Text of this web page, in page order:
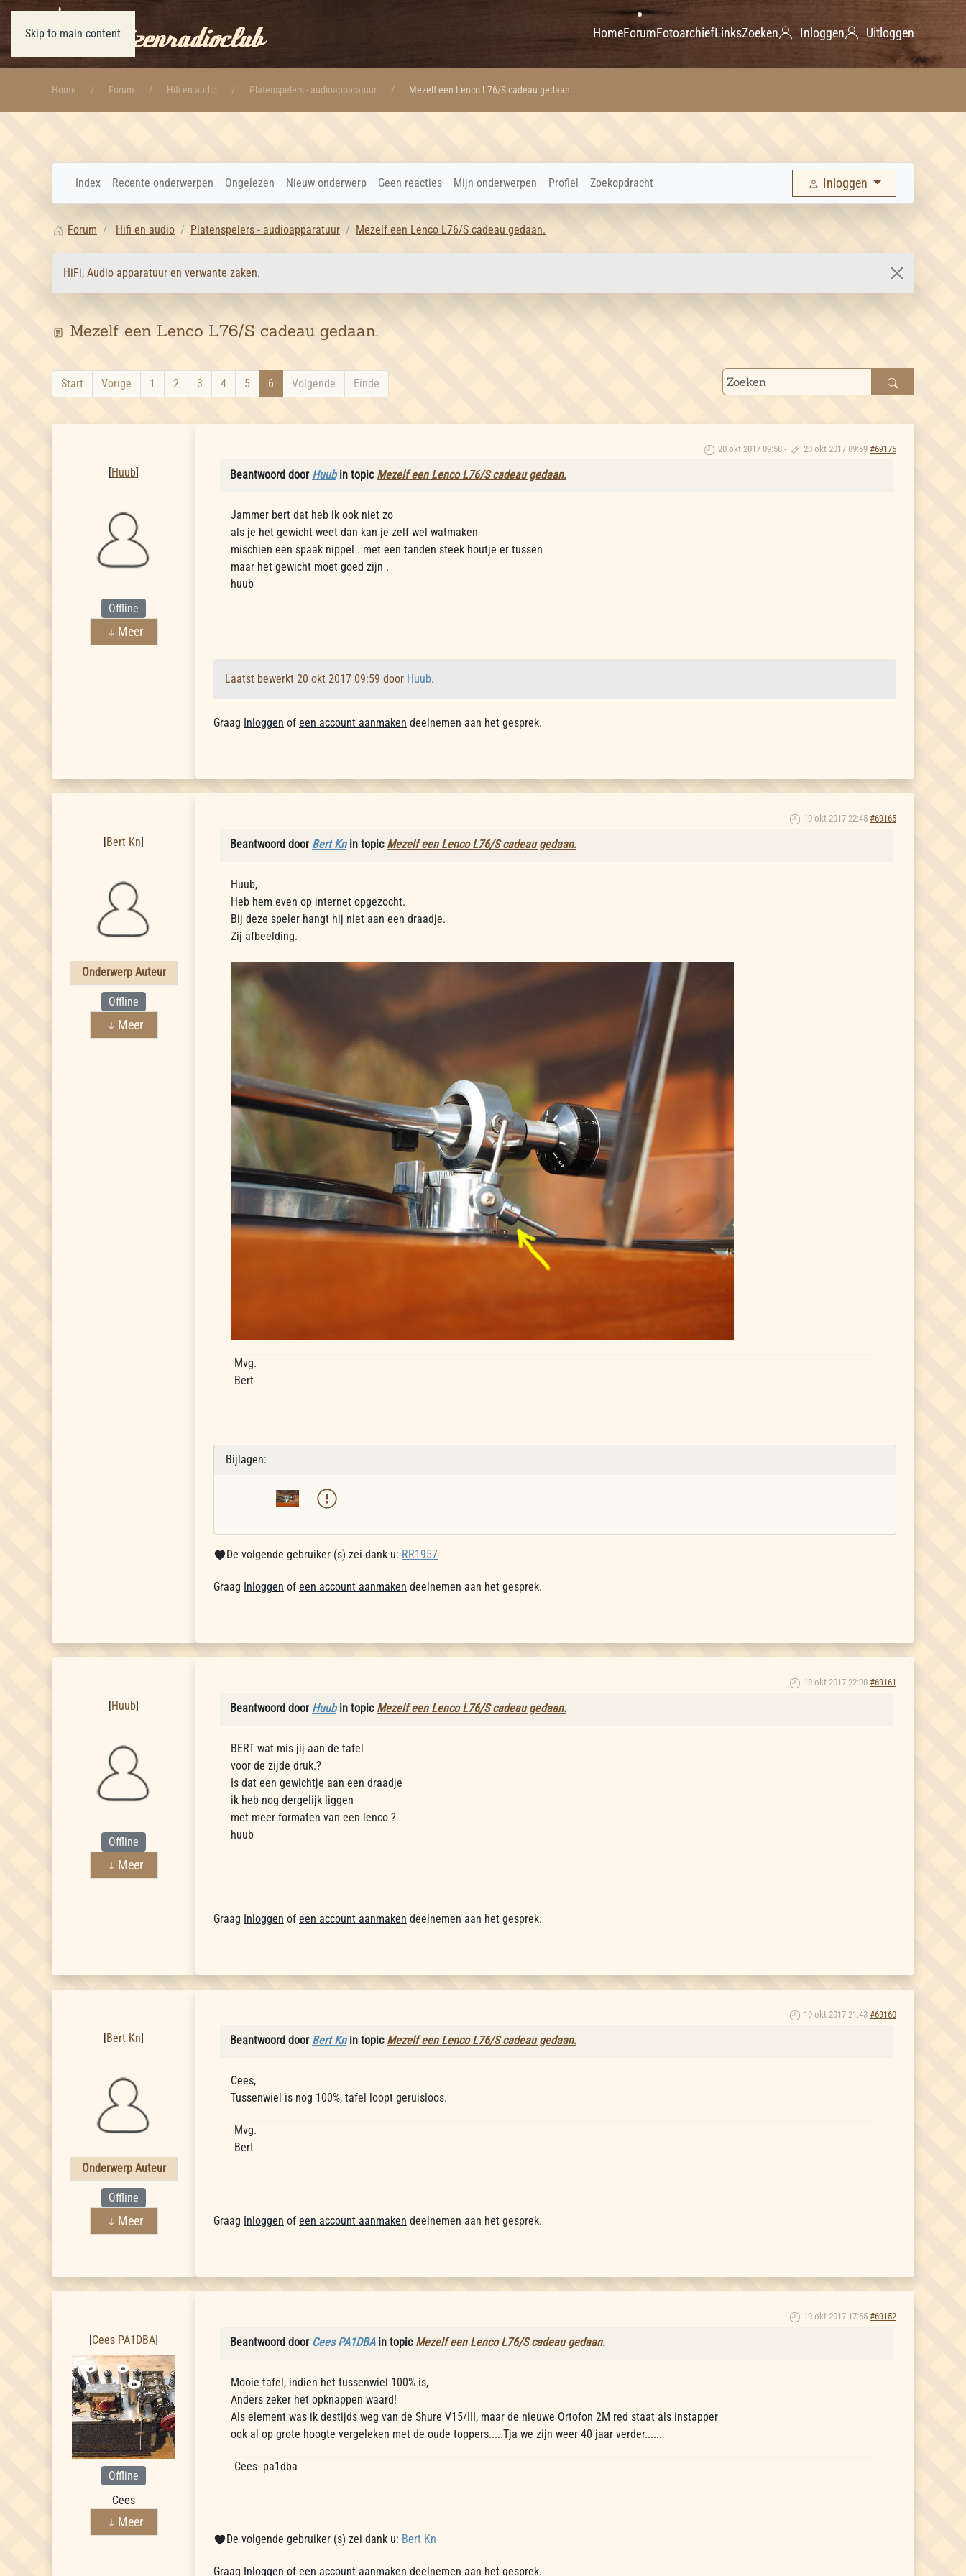
Skip to main content HomeForumFotoarchiefLinksZoeken Inloggen Uitloggen
Home Forum Hifi en audio Platenspelers - audioapparatuur Mezelf een Lenco L76/S cadeau gedaan.
Index Recente onderwerpen Ongelezen Nieuw onderwerp Geen reacties Mijn onderwerpen Profiel Zoekopdracht Inloggen
Forum Hifi en audio Platenspelers - audioapparatuur Mezelf een Lenco L76/S cadeau gedaan.
HiFi, Audio apparatuur en verwante zaken.
Mezelf een Lenco L76/S cadeau gedaan.
Start Vorige 1 2 3 4 5 6 Volgende Einde
[Huub]
Offline
Meer
20 okt 2017 09:58 - 20 okt 2017 09:59 #69175
Beantwoord door Huubin topic Mezelf een Lenco L76/S cadeau gedaan.
Jammer bert dat heb ik ook niet zo
als je het gewicht weet dan kan je zelf wel watmaken
mischien een spaak nippel . met een tanden steek houtje er tussen
maar het gewicht moet goed zijn .
huub
Laatst bewerkt 20 okt 2017 09:59 door Huub.
Graag Inloggen of een account aanmaken deelnemen aan het gesprek.
[Bert Kn]
Onderwerp Auteur
Offline
Meer
19 okt 2017 22:45 #69165
Beantwoord door Bert Knin topic Mezelf een Lenco L76/S cadeau gedaan.
Huub,
Heb hem even op internet opgezocht.
Bij deze speler hangt hij niet aan een draadje.
Zij afbeelding.
Mvg.
Bert
Bijlagen:
De volgende gebruiker (s) zei dank u: RR1957
Graag Inloggen of een account aanmaken deelnemen aan het gesprek.
[Huub]
Offline
Meer
19 okt 2017 22:00 #69161
Beantwoord door Huubin topic Mezelf een Lenco L76/S cadeau gedaan.
BERT wat mis jij aan de tafel
voor de zijde druk.?
Is dat een gewichtje aan een draadje
ik heb nog dergelijk liggen
met meer formaten van een lenco ?
huub
Graag Inloggen of een account aanmaken deelnemen aan het gesprek.
[Bert Kn]
Onderwerp Auteur
Offline
Meer
19 okt 2017 21:43 #69160
Beantwoord door Bert Knin topic Mezelf een Lenco L76/S cadeau gedaan.
Cees,
Tussenwiel is nog 100%, tafel loopt geruisloos.
Mvg.
Bert
Graag Inloggen of een account aanmaken deelnemen aan het gesprek.
[Cees PA1DBA]
Offline
Cees
Meer
19 okt 2017 17:55 #69152
Beantwoord door Cees PA1DBAin topic Mezelf een Lenco L76/S cadeau gedaan.
Mooie tafel, indien het tussenwiel 100% is,
Anders zeker het opknappen waard!
Als element was ik destijds weg van de Shure V15/III, maar de nieuwe Ortofon 2M red staat als instapper
ook al op grote hoogte vergeleken met de oude toppers.....Tja we zijn weer 40 jaar verder......
Cees- pa1dba
De volgende gebruiker (s) zei dank u: Bert Kn
Graag Inloggen of een account aanmaken deelnemen aan het gesprek.